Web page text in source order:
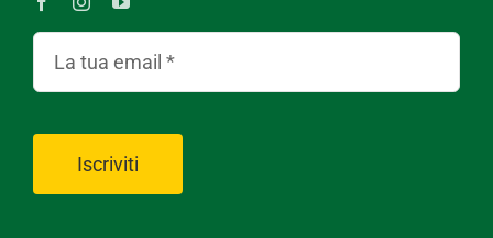
Iscriviti